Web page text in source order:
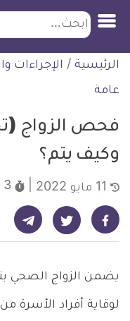
التخطي
للمحتوى
ابحث
الرئيسية / الإجراءات
عامة
فحص الزواج
وكيف يتم؟
3 دقائق
شارك على فيسبوك - ديلي ميديكال انفو شارك على تويتر - ديلي ميديكال انفو شارك على تيليجرام - ديلي ميديكال انفو
يضمن الزواج الصحي
لوقاية أفراد الأسرة